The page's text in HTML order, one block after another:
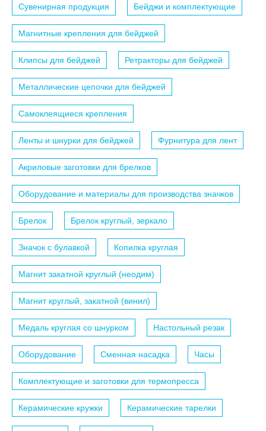
Сувенирная продукция Бейджи и комплектующие
Магнитные крепления для бейджей
Клипсы для бейджей Ретракторы для бейджей
Металлические цепочки для бейджей
Самоклеящиеся крепления
Ленты и шнурки для бейджей Фурнитура для лент
Акриловые заготовки для брелков
Оборудование и материалы для производства значков
Брелок Брелок круглый, зеркало
Значок с булавкой Копилка круглая
Магнит закатной круглый (неодим)
Магнит круглый, закатной (винил)
Медаль круглая со шнурком Настольный резак
Оборудование Сменная насадка Часы
Комплектующие и заготовки для термопресса
Керамические кружки Керамические тарелки